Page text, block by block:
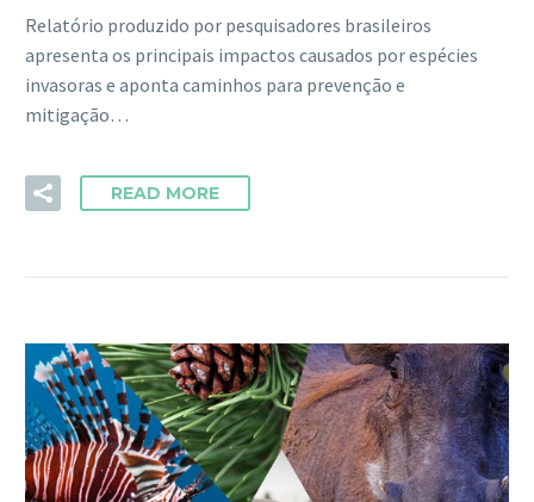
Relatório produzido por pesquisadores brasileiros
apresenta os principais impactos causados por espécies
invasoras e aponta caminhos para prevenção e
mitigação…
READ MORE